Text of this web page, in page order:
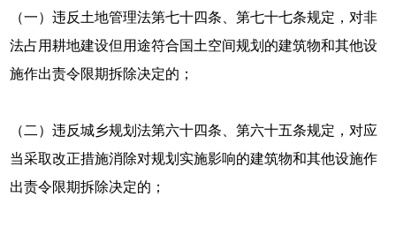
（一）违反土地管理法第七十四条、第七十七条规定，对非
法占用耕地建设但用途符合国土空间规划的建筑物和其他设
施作出责令限期拆除决定的；
（二）违反城乡规划法第六十四条、第六十五条规定，对应
当采取改正措施消除对规划实施影响的建筑物和其他设施作
出责令限期拆除决定的；